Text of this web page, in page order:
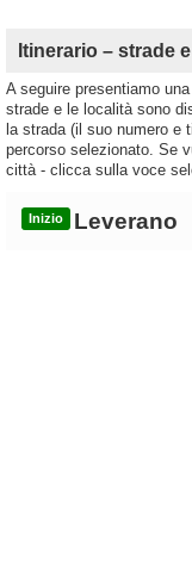
Itinerario – strade
A seguire presentiamo
strade e le località sono
la strada (il suo numero e
percorso selezionato. Se
città - clicca sulla voce
Inizio Leverano